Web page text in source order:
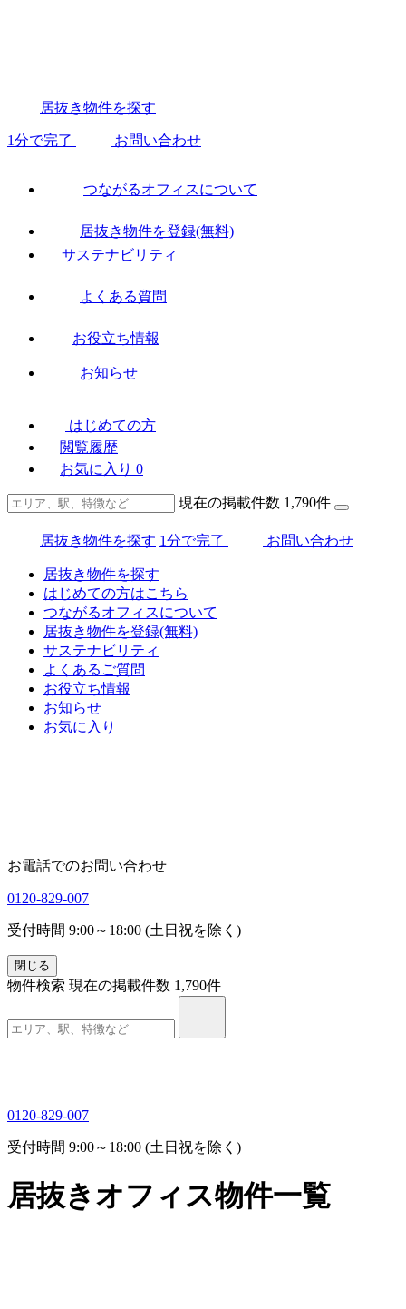
居抜き物件を探す
1分で完了 お問い合わせ
つながるオフィスについて
居抜き物件を登録(無料)
サステナビリティ
よくある質問
お役立ち情報
お知らせ
はじめての方
閲覧履歴
お気に入り 0
現在の掲載件数 1,790件
居抜き物件を探す 1分で完了 お問い合わせ
居抜き物件を探す
はじめての方はこちら
つながるオフィスについて
居抜き物件を登録(無料)
サステナビリティ
よくあるご質問
お役立ち情報
お知らせ
お気に入り
お電話でのお問い合わせ
0120-829-007
受付時間 9:00～18:00 (土日祝を除く)
閉じる
物件検索 現在の掲載件数 1,790件
0120-829-007
受付時間 9:00～18:00 (土日祝を除く)
居抜きオフィス物件一覧